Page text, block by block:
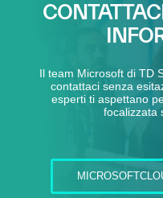
Il team Microsoft di TD
contattaci senza
esperti ti aspettano
focalizzata